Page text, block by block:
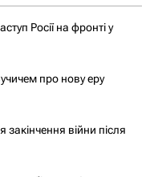
Росії на фронті у
про нову еру
війни після